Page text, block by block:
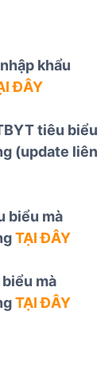
khẩu
ĐÂY
tiêu biểu
(update liên
biểu mà
TẠI ĐÂY
mà
TẠI ĐÂY